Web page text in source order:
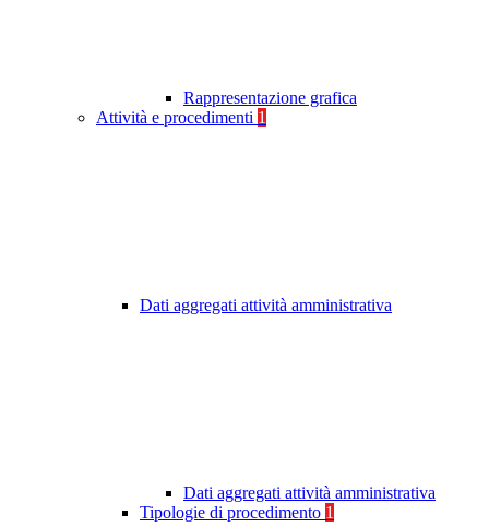
Rappresentazione grafica
Attività e procedimenti 1
Dati aggregati attività amministrativa
Dati aggregati attività amministrativa
Tipologie di procedimento 1